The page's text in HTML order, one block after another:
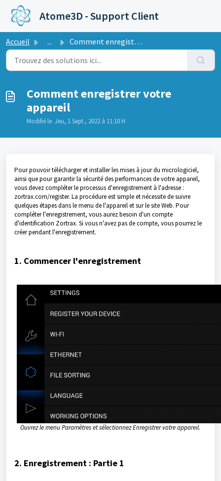
Passer au contenu principal
Atome3D - Support Client
Accueil ... Comment enregistrer votre appareil
Comment enregistrer votre
appareil
Modifié le Jeu, 1 Sept., 2022 à 11:10 H
Pour pouvoir télécharger et installer les mises à jour du micrologiciel,
ainsi que pour garantir la sécurité des performances de votre appareil,
vous devez compléter le processus d'enregistrement à l'adresse :
zortrax.com/register. La procédure est simple et nécessite de suivre
quelques étapes dans le menu de l'appareil et sur le site Web. Pour
compléter l'enregistrement, vous aurez besoin d'un compte
d'identification Zortrax. Si vous n'avez pas de compte, vous pourrez le
créer pendant l'enregistrement.
1. Commencer l'enregistrement
Ouvrez le menu Paramètres et sélectionnez Enregistrer votre appareil.
2. Enregistrement : Partie 1